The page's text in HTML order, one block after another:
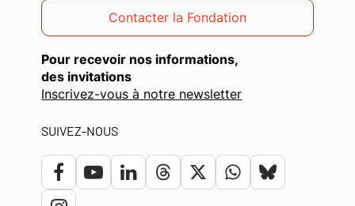
Contacter la Fondation
Pour recevoir nos informations,
des invitations
Inscrivez-vous à notre newsletter(ouverture
fenêtre)
SUIVEZ-NOUS
LienLienLienLienLienLienLien